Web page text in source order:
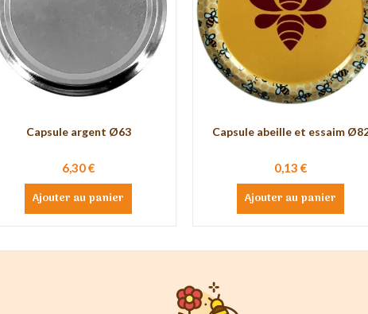
Capsule argent Ø63
6,30 €
Ajouter au panier
Capsule abeille et essaim
0,13 €
Ajouter au panier